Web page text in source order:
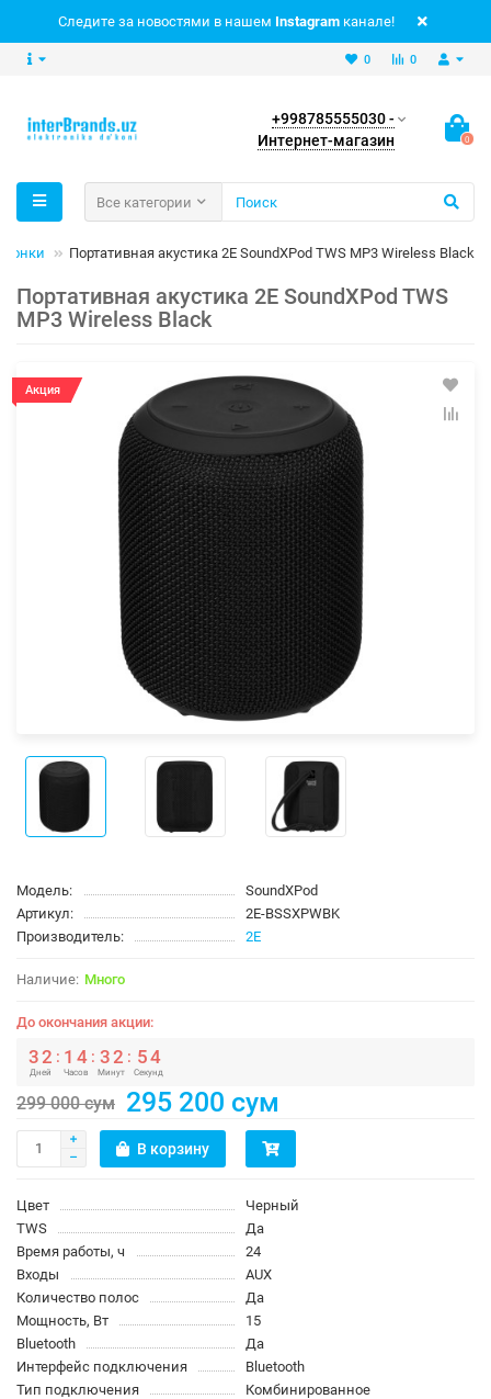
Следите за новостями в нашем Instagram канале!
0
0
+998785555030 -
Интернет-магазин
0
Все категории
Портативная акустика 2E SoundXPod TWS MP3 Wireless Black
Портативная акустика 2E SoundXPod TWS
MP3 Wireless Black
Акция
Модель:
SoundXPod
Артикул:
2E-BSSXPWBK
Производитель:
2E
Много
До окончания акции:
32
Дней
: 1 4
Часов
: 32
Минут
: 54
Секунд
299 000 сум 295 200 сум
В корзину
Цвет
Черный
TWS
Да
Время работы, ч
24
Входы
AUX
Количество полос
Да
Мощность, Вт
15
Bluetooth
Да
Интерфейс подключения
Bluetooth
Тип подключения
Комбинированное